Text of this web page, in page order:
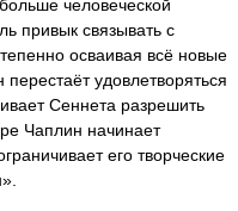
человеческой
привык связывать с
осваивая всё новые
удовлетворяться
Сеннета разрешить
Чаплин начинает
его творческие